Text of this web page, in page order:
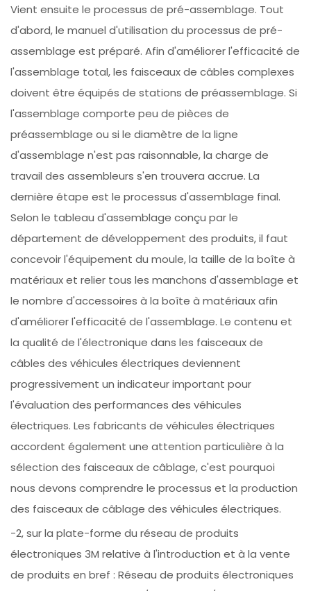
Vient ensuite le processus de pré-assemblage. Tout
d'abord, le manuel d'utilisation du processus de pré-
assemblage est préparé. Afin d'améliorer l'efficacité de
l'assemblage total, les faisceaux de câbles complexes
doivent être équipés de stations de préassemblage. Si
l'assemblage comporte peu de pièces de
préassemblage ou si le diamètre de la ligne
d'assemblage n'est pas raisonnable, la charge de
travail des assembleurs s'en trouvera accrue. La
dernière étape est le processus d'assemblage final.
Selon le tableau d'assemblage conçu par le
département de développement des produits, il faut
concevoir l'équipement du moule, la taille de la boîte à
matériaux et relier tous les manchons d'assemblage et
le nombre d'accessoires à la boîte à matériaux afin
d'améliorer l'efficacité de l'assemblage. Le contenu et
la qualité de l'électronique dans les faisceaux de
câbles des véhicules électriques deviennent
progressivement un indicateur important pour
l'évaluation des performances des véhicules
électriques. Les fabricants de véhicules électriques
accordent également une attention particulière à la
sélection des faisceaux de câblage, c'est pourquoi
nous devons comprendre le processus et la production
des faisceaux de câblage des véhicules électriques.
-2, sur la plate-forme du réseau de produits
électroniques 3M relative à l'introduction et à la vente
de produits en bref : Réseau de produits électroniques